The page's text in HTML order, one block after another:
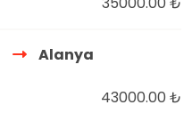
Alanya
43000.00 ₺